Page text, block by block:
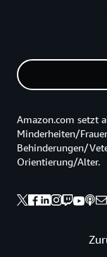
Amazon.com setzt
Minderheiten/
Behinderungen/
Orientierung/Alter.